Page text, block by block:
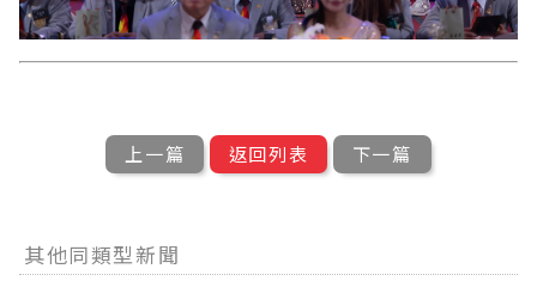
上一篇 返回列表 下一篇
其他同類型新聞